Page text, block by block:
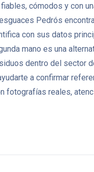
cómodos y con
Pedrós
con sus datos
mano es una
dentro del sector
a confirmar
fotografías reales,